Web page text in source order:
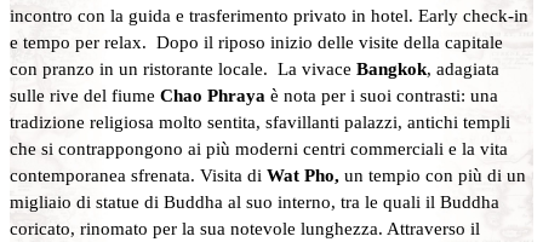
incontro con la guida e trasferimento privato in hotel. Early check-in
e tempo per relax. Dopo il riposo inizio delle visite della capitale
con pranzo in un ristorante locale. La vivace Bangkok, adagiata
sulle rive del fiume Chao Phraya è nota per i suoi contrasti: una
tradizione religiosa molto sentita, sfavillanti palazzi, antichi templi
che si contrappongono ai più moderni centri commerciali e la vita
contemporanea sfrenata. Visita di Wat Pho, un tempio con più di un
migliaio di statue di Buddha al suo interno, tra le quali il Buddha
coricato, rinomato per la sua notevole lunghezza. Attraverso il